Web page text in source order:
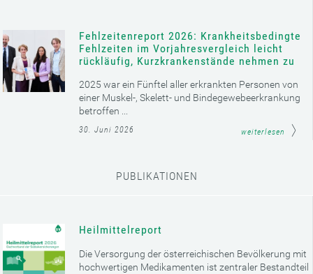
Fehlzeitenreport 2026: Krankheitsbedingte
Fehlzeiten im Vorjahresvergleich leicht
rückläufig, Kurzkrankenstände nehmen zu
2025 war ein Fünftel aller erkrankten Personen von
einer Muskel-, Skelett- und Bindegewebeerkrankung
betroffen ...
30. Juni 2026 weiterlesen
PUBLIKATIONEN
Heilmittelreport
Die Versorgung der österreichischen Bevölkerung mit
hochwertigen Medikamenten ist zentraler Bestandteil